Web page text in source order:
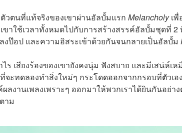
วตนที่แท้จริงของเขาผ่านอัลบั้มแรก Melancholyเพื่
ขาใช้เวลาทั้งหมดไปกับการสร้างสรรค์อัลบั้มชุดที่
งป๊อป และความอิสระเข้าด้วยกันจนกลายเป็นอัลบั้ม
ร เสียงร้องของเขายังคงนุ่ม ฟังสบาย และมีเสน่ห์เ
ะทดลองทำสิ่งใหม่ๆ กระโดดออกจากกรอบที่ตัวเอ
งานเพลงเพราะๆ ออกมาให้พวกเราได้ยินกันอย่า
าม